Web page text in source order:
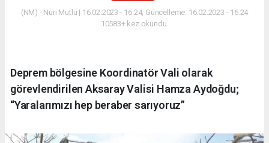
(NM) - Nuri Mutlu | 16.02.2023 - 16:24, Güncelleme: 16.02.2023 - 16:24
10583+ kez okundu.
Deprem bölgesine Koordinatör Vali olarak
görevlendirilen Aksaray Valisi Hamza Aydoğdu;
“Yaralarımızı hep beraber sarıyoruz”